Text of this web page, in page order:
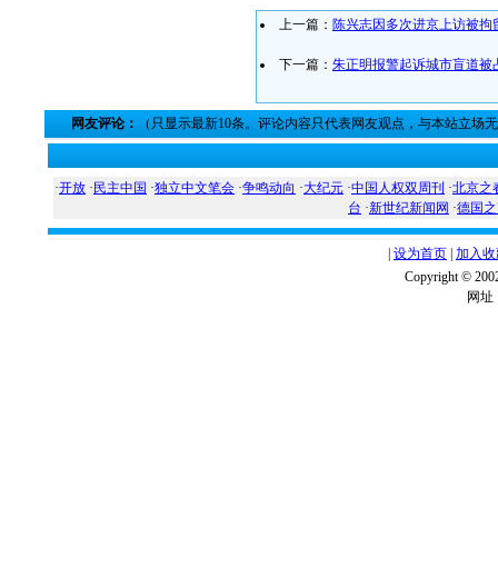
上一篇： 陈兴志因多次进京上访被拘
下一篇： 朱正明报警起诉城市盲道被
网友评论： （只显示最新10条。评论内容只代表网友观点，与本站立场
·开放 · 民主中国 ·独立中文笔会 ·争鸣动向 ·大纪元 ·中国人权双周刊 ·北京之
台 ·新世纪新闻网 ·德国
设为首页 加入
Copyright ©
网址